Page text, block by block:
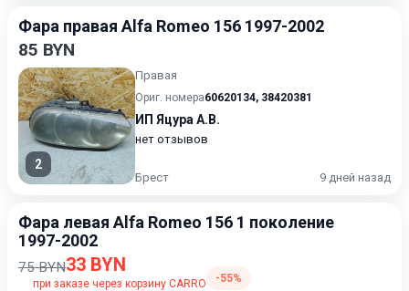
Фара правая Alfa Romeo 156 1997-2002
85 BYN
2
Правая
Ориг. номера60620134, 38420381
ИП Яцура А.В.
нет отзывов
Брест 9 дней назад
Фара левая Alfa Romeo 156 1 поколение
1997-2002
75 BYN33 BYN
при заказе через корзину CARRO -55%